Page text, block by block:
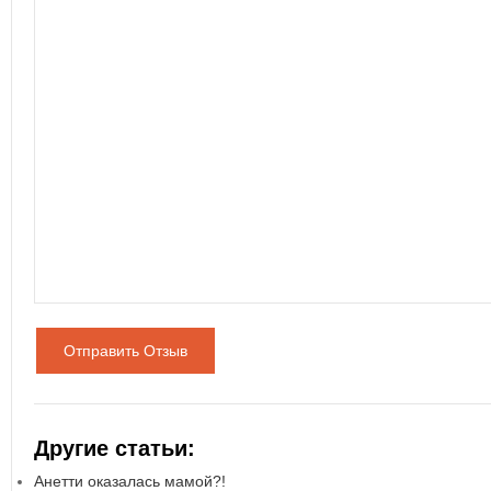
Отправить Отзыв
Другие статьи:
Анетти оказалась мамой?!